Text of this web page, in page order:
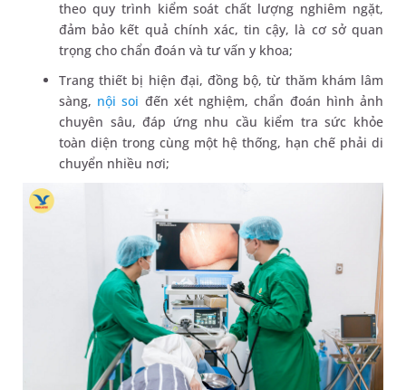
theo quy trình kiểm soát chất lượng nghiêm ngặt,
đảm bảo kết quả chính xác, tin cậy, là cơ sở quan
trọng cho chẩn đoán và tư vấn y khoa;
Trang thiết bị hiện đại, đồng bộ, từ thăm khám lâm
sàng, nội soi đến xét nghiệm, chẩn đoán hình ảnh
chuyên sâu, đáp ứng nhu cầu kiểm tra sức khỏe
toàn diện trong cùng một hệ thống, hạn chế phải di
chuyển nhiều nơi;